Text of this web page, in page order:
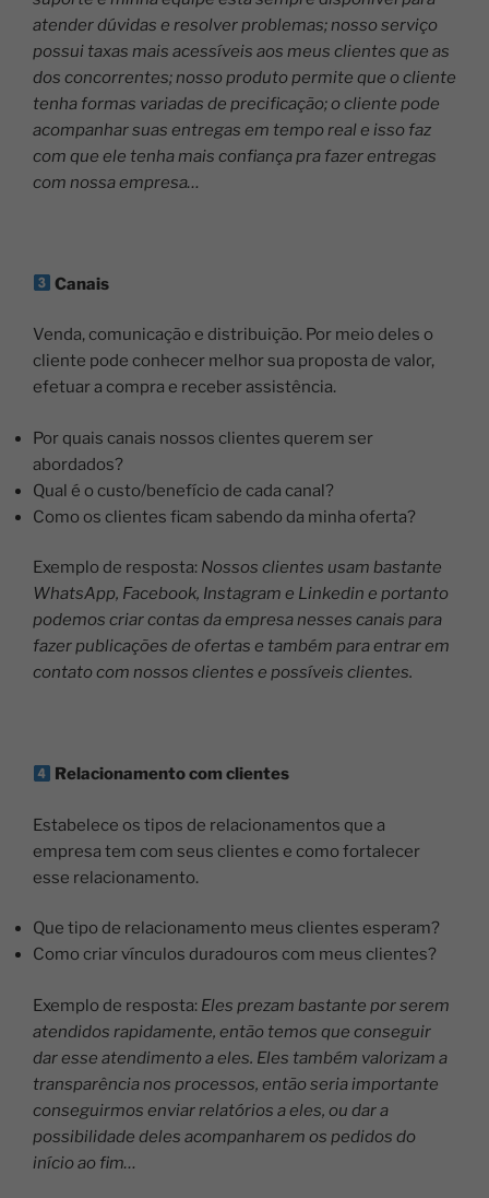
atender dúvidas e resolver problemas; nosso serviço
possui taxas mais acessíveis aos meus clientes que as
dos concorrentes; nosso produto permite que o cliente
tenha formas variadas de precificação; o cliente pode
acompanhar suas entregas em tempo real e isso faz
com que ele tenha mais confiança pra fazer entregas
com nossa empresa…
Canais
Venda, comunicação e distribuição. Por meio deles o
cliente pode conhecer melhor sua proposta de valor,
efetuar a compra e receber assistência.
Por quais canais nossos clientes querem ser
abordados?
Qual é o custo/benefício de cada canal?
Como os clientes ficam sabendo da minha oferta?
Exemplo de resposta: Nossos clientes usam bastante
WhatsApp, Facebook, Instagram e Linkedin e portanto
podemos criar contas da empresa nesses canais para
fazer publicações de ofertas e também para entrar em
contato com nossos clientes e possíveis clientes.
Relacionamento com clientes
Estabelece os tipos de relacionamentos que a
empresa tem com seus clientes e como fortalecer
esse relacionamento.
Que tipo de relacionamento meus clientes esperam?
Como criar vínculos duradouros com meus clientes?
Exemplo de resposta: Eles prezam bastante por serem
atendidos rapidamente, então temos que conseguir
dar esse atendimento a eles. Eles também valorizam a
transparência nos processos, então seria importante
conseguirmos enviar relatórios a eles, ou dar a
possibilidade deles acompanharem os pedidos do
início ao fim…